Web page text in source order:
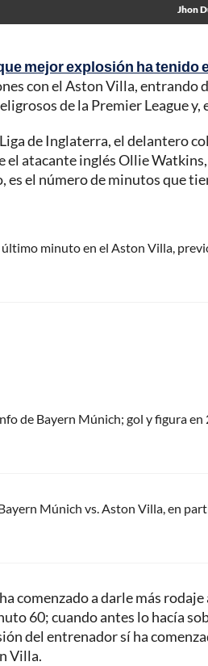
Jhon
mejor explosión ha tenido
con el Aston Villa, entrando
de la Premier League y,
de Inglaterra, el delantero
el atacante inglés Ollie
es el número de minutos que
minuto en el Aston Villa,
de Bayern Múnich; gol y figura
Múnich vs. Aston Villa, en
comenzado a darle más
60; cuando antes lo hacía
del entrenador sí ha
Villa.